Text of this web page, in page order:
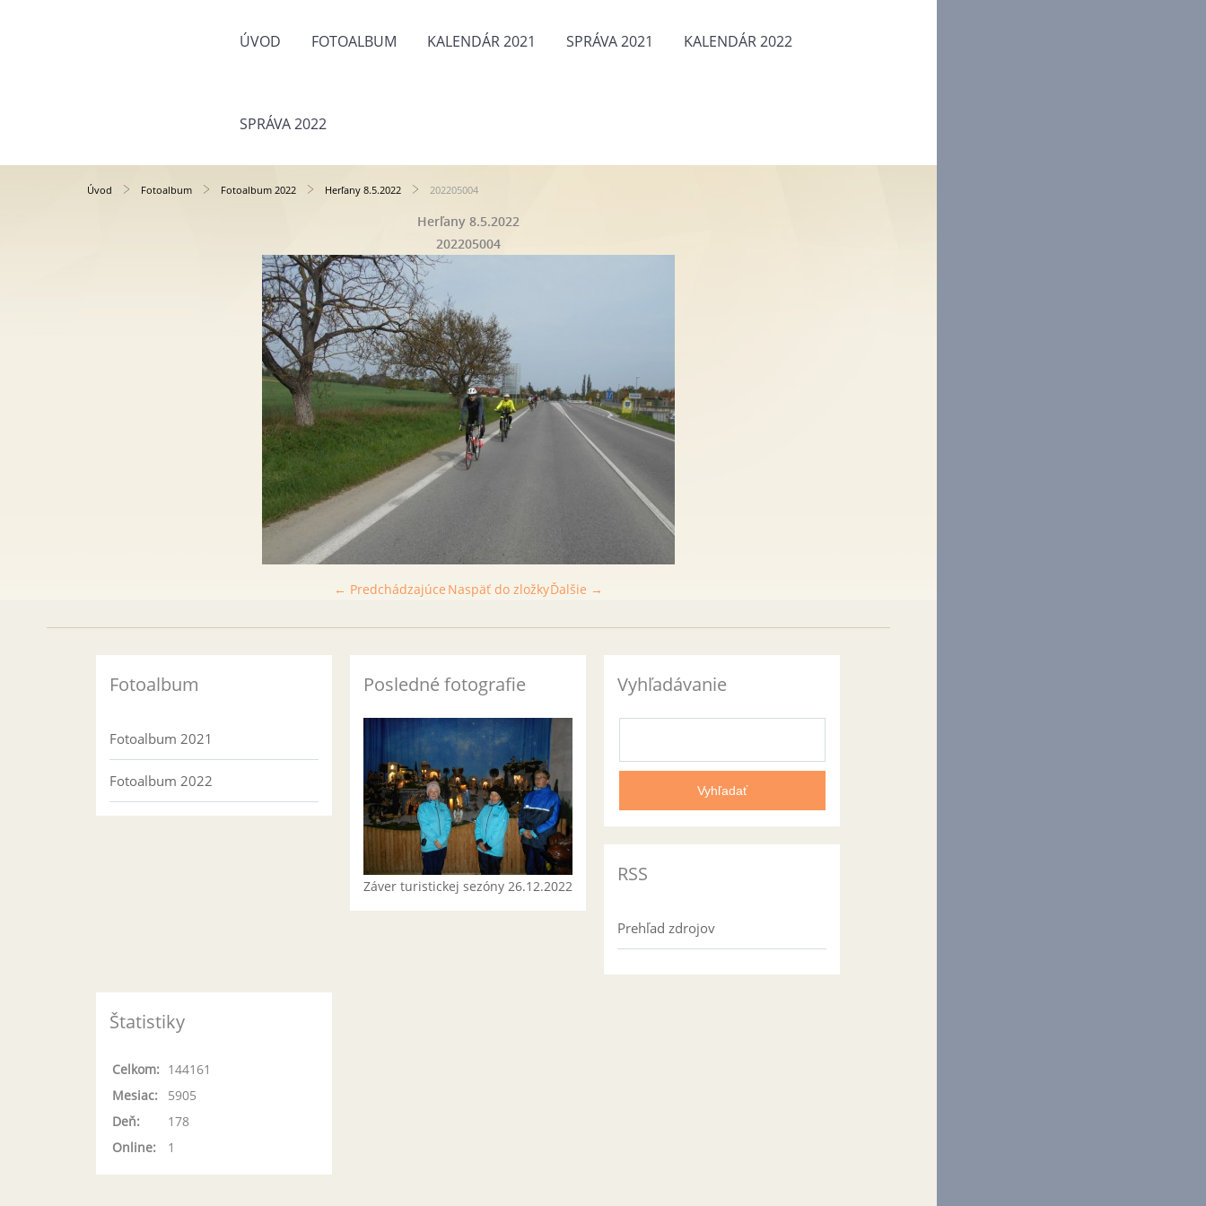
ÚVOD FOTOALBUM KALENDÁR 2021 SPRÁVA 2021 KALENDÁR 2022
SPRÁVA 2022
Úvod Fotoalbum Fotoalbum 2022 Herľany 8.5.2022 202205004
Herľany 8.5.2022
202205004
← Predchádzajúce Ďalšie →
Naspäť do zložky
Fotoalbum
Fotoalbum 2021
Fotoalbum 2022
Posledné fotografie
Záver turistickej sezóny 26.12.2022
Vyhľadávanie
RSS
Prehľad zdrojov
Štatistiky
Online: 1
Celkom: 144161
Mesiac:
5905
Deň:
178